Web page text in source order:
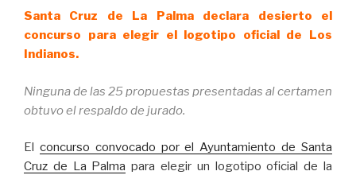
Santa Cruz de La Palma declara desierto el
concurso para elegir el logotipo oficial de Los
Indianos.
Ninguna de las 25 propuestas presentadas al certamen
obtuvo el respaldo de jurado.
El concurso convocado por el Ayuntamiento de Santa
Cruz de La Palma para elegir un logotipo oficial de la